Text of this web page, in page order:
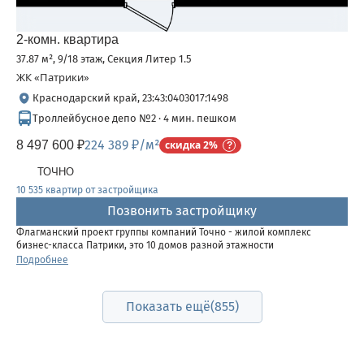
2-комн. квартира
37.87 м², 9/18 этаж, Секция Литер 1.5
ЖК «Патрики»
Краснодарский край, 23:43:0403017:1498
Троллейбусное депо №2 · 4 мин. пешком
8 497 600 ₽224 389 ₽/м² скидка 2%
ТОЧНО
10 535 квартир от застройщика
Позвонить застройщику
Флагманский проект группы компаний Точно - жилой комплекс
бизнес-класса Патрики, это 10 домов разной этажности
расположившихся на 28,5 гектарах. Жилой комплекс с концепцией
Подробнее
Показать ещё(855)